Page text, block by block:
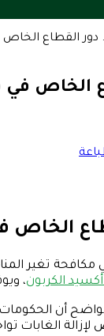
القطاع الخاص
الخاص في
الخاص
مكافحة تغير
أكسيد الكربون،
أن
الغابات